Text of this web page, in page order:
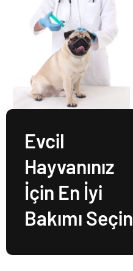
Evcil
Hayvanınız
İçin En İyi
Bakımı Seçin